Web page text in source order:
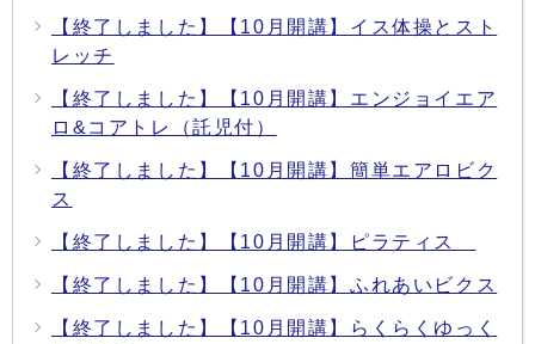
【終了しました】【10月開講】イス体操とスト
レッチ
【終了しました】【10月開講】エンジョイエア
ロ&コアトレ（託児付）
【終了しました】【10月開講】簡単エアロビク
ス
【終了しました】【10月開講】ピラティス
【終了しました】【10月開講】ふれあいビクス
【終了しました】【10月開講】らくらくゆっく